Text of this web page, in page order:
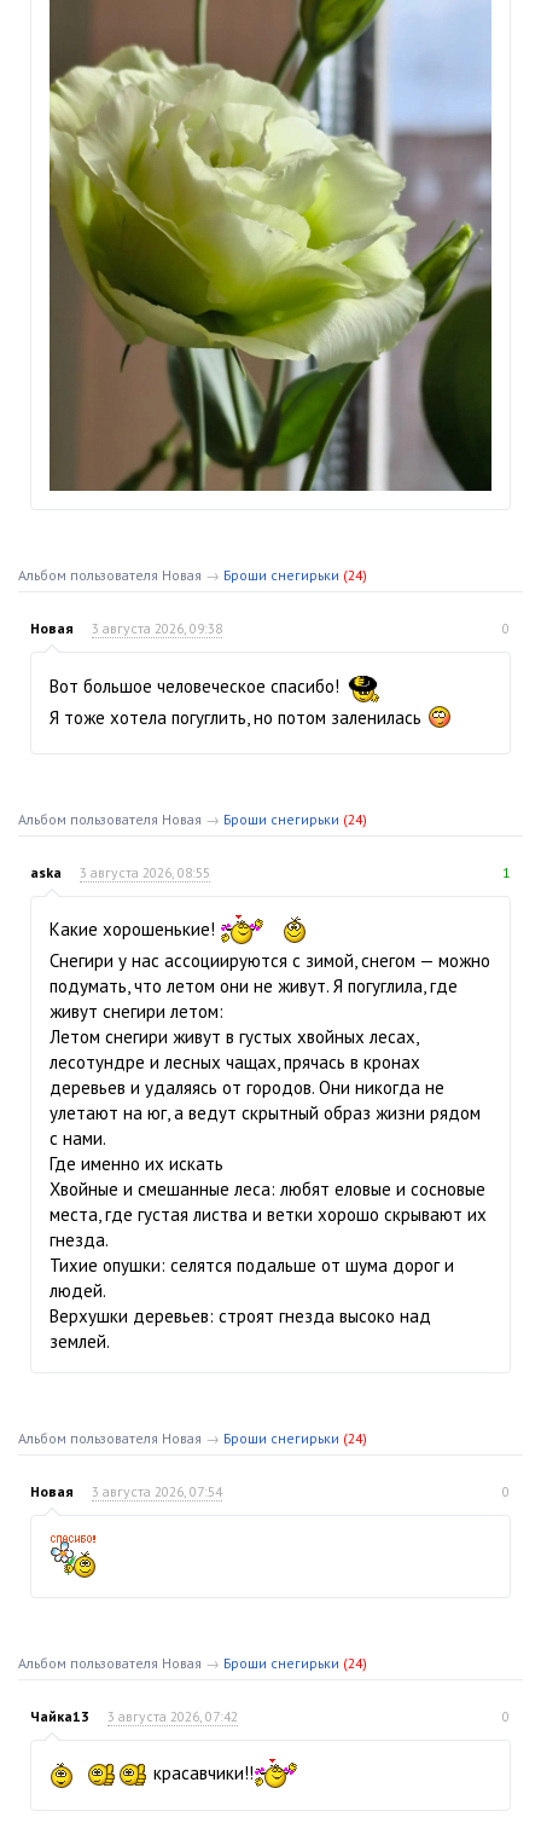
Альбом пользователя Новая → Броши снегирьки (24)
Новая 3 августа 2026, 09:38 0
Вот большое человеческое спасибо!
Я тоже хотела погуглить, но потом заленилась
Альбом пользователя Новая → Броши снегирьки (24)
aska 3 августа 2026, 08:55 1
Какие хорошенькие!
Снегири у нас ассоциируются с зимой, снегом — можно
подумать, что летом они не живут. Я погуглила, где
живут снегири летом:
Летом снегири живут в густых хвойных лесах,
лесотундре и лесных чащах, прячась в кронах
деревьев и удаляясь от городов. Они никогда не
улетают на юг, а ведут скрытный образ жизни рядом
с нами.
Где именно их искать
Хвойные и смешанные леса: любят еловые и сосновые
места, где густая листва и ветки хорошо скрывают их
гнезда.
Тихие опушки: селятся подальше от шума дорог и
людей.
Верхушки деревьев: строят гнезда высоко над
землей.
Альбом пользователя Новая → Броши снегирьки (24)
Новая 3 августа 2026, 07:54 0
Альбом пользователя Новая → Броши снегирьки (24)
Чайка13 3 августа 2026, 07:42 0
красавчики!!